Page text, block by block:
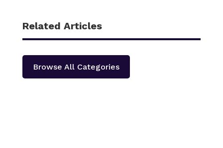
Related Articles
Browse All Categories